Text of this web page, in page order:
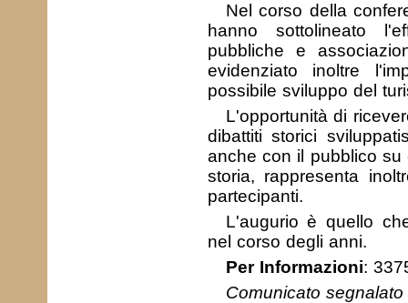
Nel corso della
hanno sottolineato
pubbliche e
evidenziato inoltre
possibile sviluppo del
L'opportunità di
dibattiti storici
anche con il pubblico
storia, rappresenta
partecipanti.
L'augurio è quello
nel corso degli anni.
Per Informazioni:
Comunicato